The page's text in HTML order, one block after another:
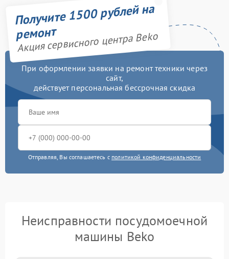
Получите 1500 рублей на
ремонт
Акция сервисного центра Beko
При оформлении заявки на ремонт техники через
сайт,
действует персональная бессрочная скидка
Отправляя, Вы соглашаетесь с политикой конфиденциальности
Неисправности посудомоечной
машины Beko